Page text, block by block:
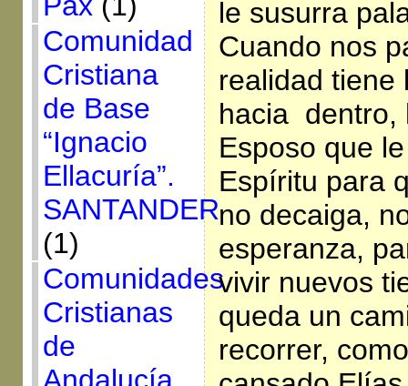
Comunidad
Cristiana
de Base
“Ignacio
Ellacuría”.
SANTANDER
(1)
Comunidades
Cristianas
de
le susurra
Cuando nos
realidad tiene
hacia dentro,
Esposo que
Espíritu para
no decaiga,
esperanza,
vivir nuevos
queda un
recorrer,